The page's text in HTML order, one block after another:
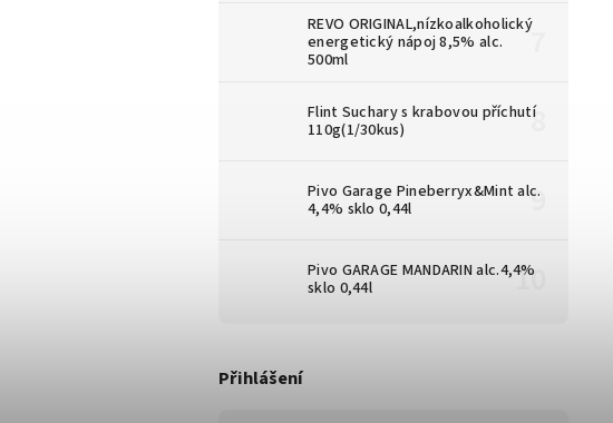
REVO ORIGINAL,nízkoalkoholický
energetický nápoj 8,5% alc.
500ml
Flint Suchary s krabovou příchutí
110g(1/30kus)
Pivo Garage Pineberryx&Mint alc.
4,4% sklo 0,44l
Pivo GARAGE MANDARIN alc.4,4%
sklo 0,44l
Přihlášení